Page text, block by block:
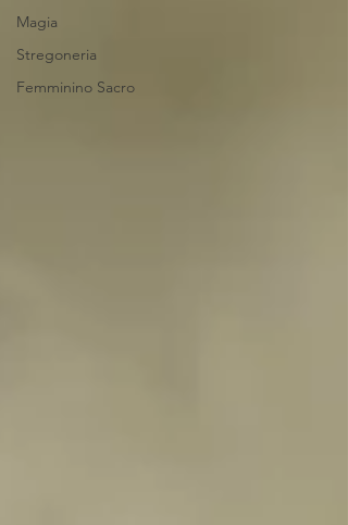
Magia
Stregoneria
Femminino Sacro